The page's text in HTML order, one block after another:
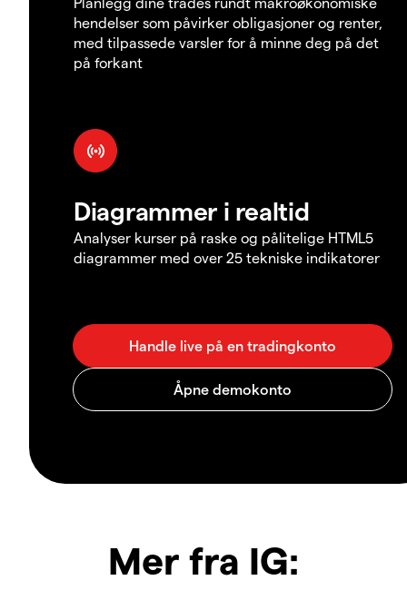
hendelser som påvirker obligasjoner og renter,
med tilpassede varsler for å minne deg på det
på forkant
Diagrammer i realtid
Analyser kurser på raske og pålitelige HTML5
diagrammer med over 25 tekniske indikatorer
Mer fra IG: